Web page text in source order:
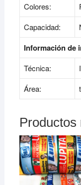
Colores:
Capacidad:
Información de
Técnica:
Área:
Productos